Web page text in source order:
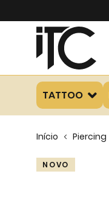
TATTOO
Início Piercing
Skip
NOVO